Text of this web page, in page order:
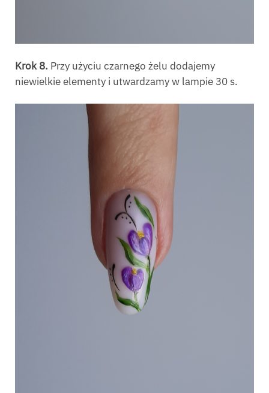
Krok 8. Przy użyciu czarnego żelu dodajemy
niewielkie elementy i utwardzamy w lampie 30 s.